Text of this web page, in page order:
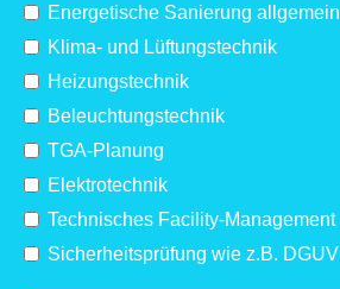
Energetische Sanierung allgemein
Klima- und Lüftungstechnik
Heizungstechnik
Beleuchtungstechnik
TGA-Planung
Elektrotechnik
Technisches Facility-Management
Sicherheitsprüfung wie z.B. DGUV